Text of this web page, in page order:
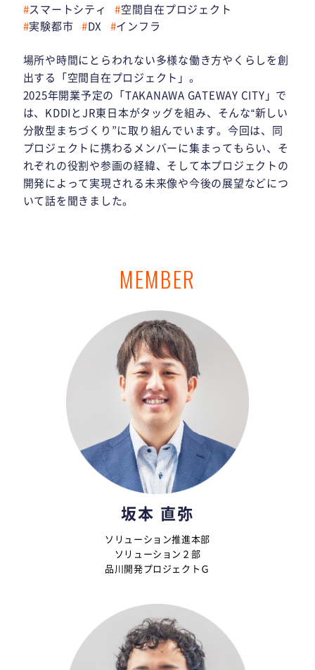
スマートシティ
空間自在プロジェクト
実験都市
DX インフラ
場所や時間にとらわれない多様な働き方やくらしを創
出する「空間自在プロジェクト」。
2025年開業予定の「TAKANAWA GATEWAY CITY」で
は、KDDIとJR東日本がタッグを組み、そんな“新しい
分散型まちづくり”に取り組んでいます。今回は、同
プロジェクトに携わるメンバーに集まってもらい、そ
れぞれの役割や参画の経緯、そして本プロジェクトの
開発によって実現される未来像や今後の展望などにつ
いて話を聞きました。
MEMBER
坂本 直弥
ソリューション推進本部
ソリューション２部
品川開発プロジェクトＧ